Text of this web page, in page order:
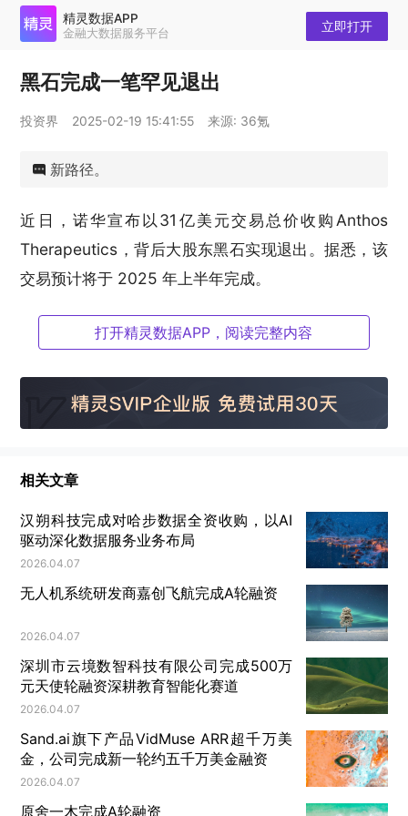
黑石完成一笔罕见退出
投资界 2025-02-19 15:41:55 来源: 36氪
新路径。
近日，诺华宣布以31亿美元交易总价收购Anthos
Therapeutics，背后大股东黑石实现退出。据悉，该
交易预计将于 2025 年上半年完成。
不同于传统并购案例，Anthos Therapeutics在2019
年由交易的两位主角——诺华、黑石共同创立。如今6
年过去，双方合作将心血管重磅药物推向全球，而股
东之一黑石成功退出，通过早期2.5亿美元的投入撬动
一个出钱、一个出力，药企和投资机构共同分担风
险，也共同迎接收益——眼下，这一被称作NewCo的
模式，悄然在医药创投圈流行，为投资人和Biotech指
出一条特殊的生存之路。
2019年2月，MNC诺华牵手Blackstone Life
Anthos Therapeutics，以开发治疗心血管疾病的创
新药物——其中，Blackstone Life Sciences是黑石
旗下生命科学投资平台，专注于投资新药和医疗技
打开精灵数据APP，阅读完整内容
相关文章
汉朔科技完成对哈步数据全资收购，以AI
驱动深化数据服务业务布局
2026.04.07
无人机系统研发商嘉创飞航完成A轮融资
2026.04.07
深圳市云境数智科技有限公司完成500万
元天使轮融资深耕教育智能化赛道
2026.04.07
Sand.ai旗下产品VidMuse ARR超千万美
金，公司完成新一轮约五千万美金融资
2026.04.07
原舍一木完成A轮融资
精灵数据APP
金融大数据服务平台 立即打开